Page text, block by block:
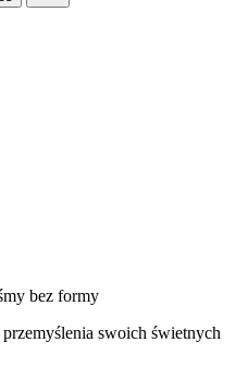
bez formy
swoich świetnych